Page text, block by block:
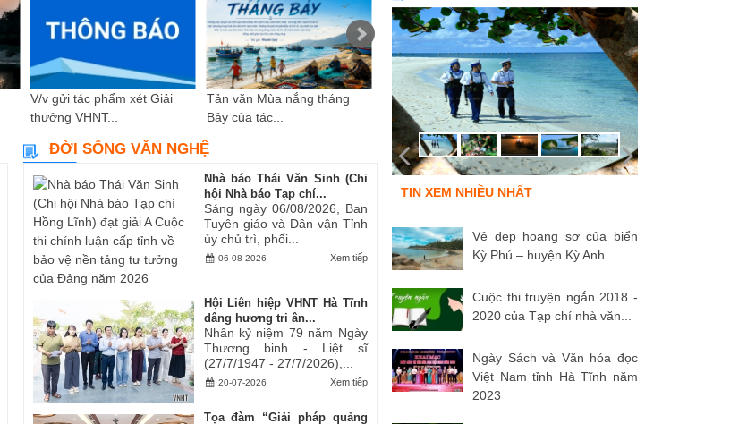
V/v gửi tác phẩm xét Giải
thưởng VHNT...
Tản văn Mùa nắng tháng
Bảy của tác...
Chùm ảnh “Kéo lưới rùng”
của NSNA...
ĐỒNG ĐỘI ƠI, CÁC ANH ĐÃ
TRỞ VỀ!
ĐỜI SỐNG VĂN NGHỆ
Nhà báo Thái Văn Sinh (Chi
hội Nhà báo Tạp chí...
Sáng ngày 06/08/2026, Ban
Tuyên giáo và Dân vận Tỉnh
ủy chủ trì, phối...
Xem tiếp
06-08-2026
Hội Liên hiệp VHNT Hà Tĩnh
dâng hương tri ân...
Nhân kỷ niệm 79 năm Ngày
Thương binh - Liệt sĩ
(27/7/1947 - 27/7/2026),...
Xem tiếp
20-07-2026
Tọa đàm “Giải pháp quảng
TIN XEM NHIỀU NHẤT
Vẻ đẹp hoang sơ của biển
Kỳ Phú – huyện Kỳ Anh
Cuộc thi truyện ngắn 2018 -
2020 của Tạp chí nhà văn...
Ngày Sách và Văn hóa đọc
Việt Nam tỉnh Hà Tĩnh năm
2023